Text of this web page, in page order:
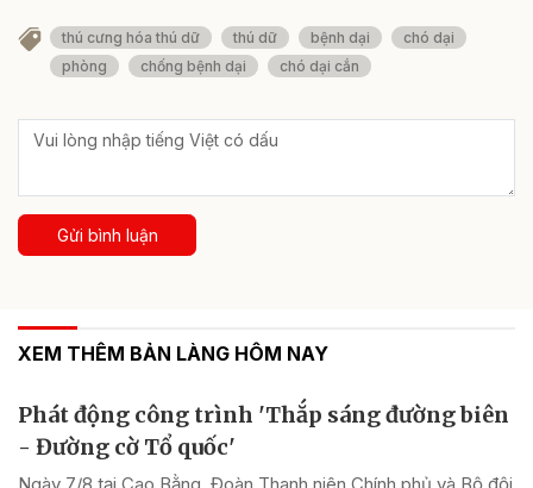
thú cưng hóa thú dữ thú dữ bệnh dại
chó dại
phòng
chống bệnh dại chó dại cắn
Gửi bình luận
XEM THÊM BẢN LÀNG HÔM NAY
Phát động công trình 'Thắp sáng đường biên
- Đường cờ Tổ quốc'